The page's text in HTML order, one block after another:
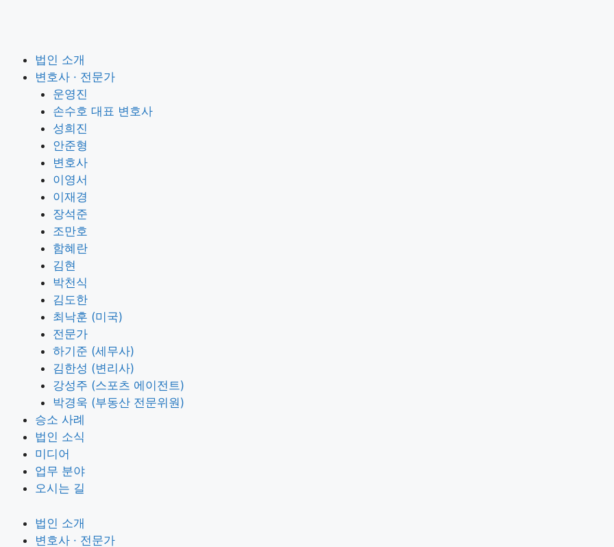
법인 소개
변호사 · 전문가
운영진
손수호 대표 변호사
성희진
안준형
변호사
이영서
이재경
장석준
조만호
함혜란
김현
박천식
김도한
최낙훈 (미국)
전문가
하기준 (세무사)
김한성 (변리사)
강성주 (스포츠 에이전트)
박경욱 (부동산 전문위원)
승소 사례
법인 소식
미디어
업무 분야
오시는 길
법인 소개
변호사 · 전문가